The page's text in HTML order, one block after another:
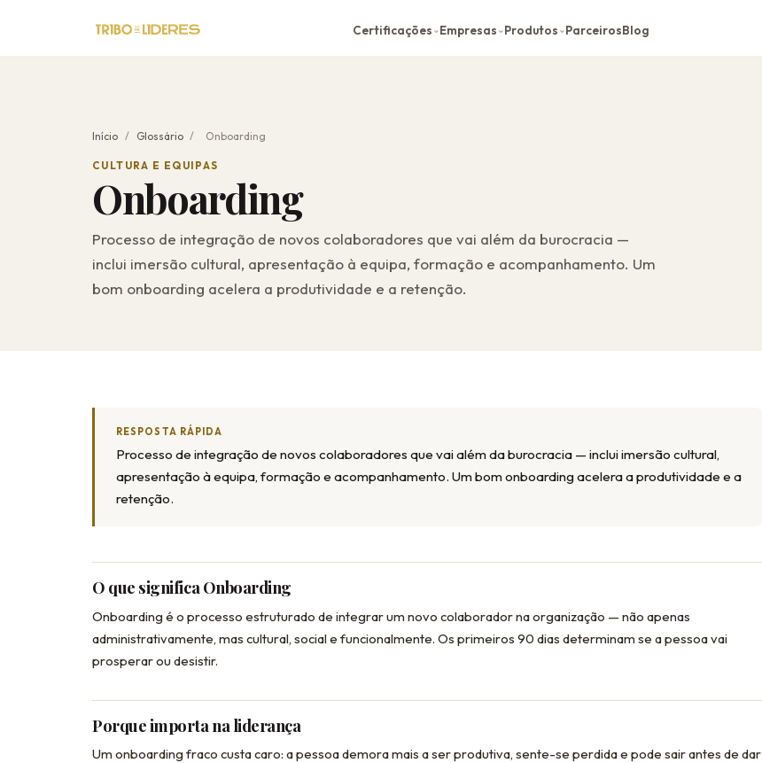
Certificações ⌄Empresas ⌄Produtos ⌄ParceirosBlog
Início / Glossário / Onboarding
CULTURA E EQUIPAS
Onboarding
Processo de integração de novos colaboradores que vai além da burocracia —
inclui imersão cultural, apresentação à equipa, formação e acompanhamento. Um
bom onboarding acelera a produtividade e a retenção.
RESPOSTA RÁPIDA
Processo de integração de novos colaboradores que vai além da burocracia — inclui imersão cultural,
apresentação à equipa, formação e acompanhamento. Um bom onboarding acelera a produtividade e a
retenção.
O que significa Onboarding
Onboarding é o processo estruturado de integrar um novo colaborador na organização — não apenas
administrativamente, mas cultural, social e funcionalmente. Os primeiros 90 dias determinam se a pessoa vai
prosperar ou desistir.
Porque importa na liderança
Um onboarding fraco custa caro: a pessoa demora mais a ser produtiva, sente-se perdida e pode sair antes de dar